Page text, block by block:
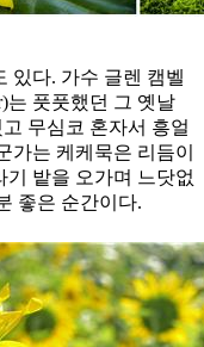
있다. 가수 글렌 캠벨
는 풋풋했던 그 옛날
무심코 혼자서 흥얼
가는 케케묵은 리듬이
밭을 오가며 느닷없
좋은 순간이다.